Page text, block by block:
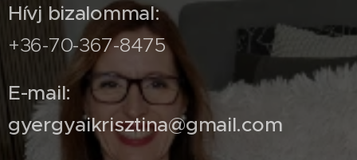
Hívj bizalommal:
+36-70-367-8475
E-mail:
gyergyaikrisztina@gmail.com